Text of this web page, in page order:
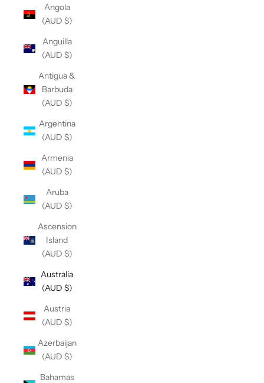
Angola
(AUD $)
Anguilla
(AUD $)
Antigua &
Barbuda
(AUD $)
Argentina
(AUD $)
Armenia
(AUD $)
Aruba
(AUD $)
Ascension
Island
(AUD $)
Australia
(AUD $)
Austria
(AUD $)
Azerbaijan
(AUD $)
Bahamas